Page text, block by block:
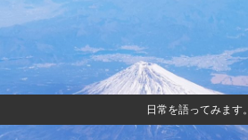
日常を語ってみます。